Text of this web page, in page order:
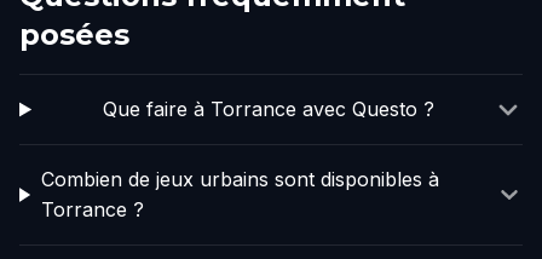
posées
Que faire à Torrance avec Questo ?
Combien de jeux urbains sont disponibles à
Torrance ?